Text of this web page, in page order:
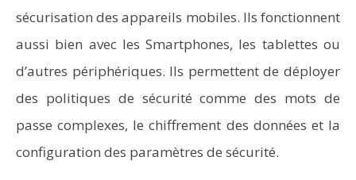
sécurisation des appareils mobiles. Ils fonctionnent
aussi bien avec les Smartphones, les tablettes ou
d’autres périphériques. Ils permettent de déployer
des politiques de sécurité comme des mots de
passe complexes, le chiffrement des données et la
configuration des paramètres de sécurité.